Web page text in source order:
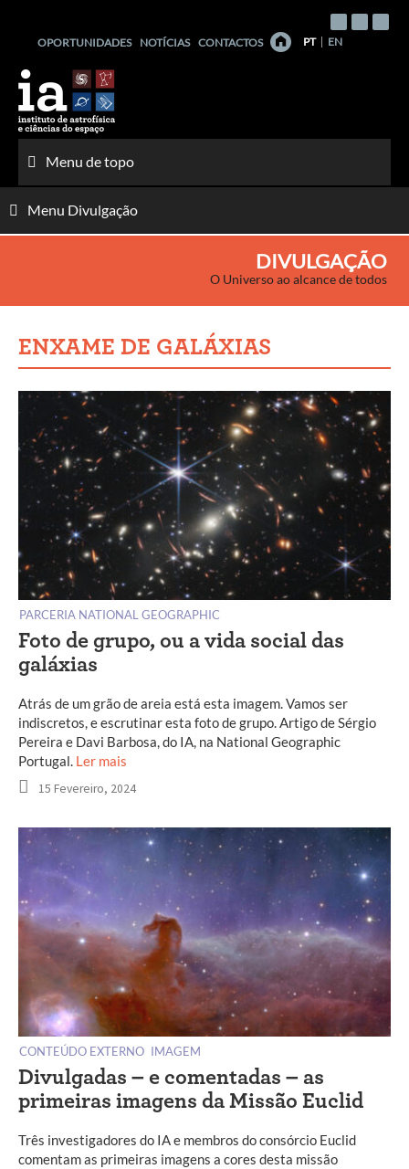
conteúdo
OPORTUNIDADES NOTÍCIAS CONTACTOS PT EN
Menu de topo
Menu Divulgação
DIVULGAÇÃO
O Universo ao alcance de todos
ENXAME DE GALÁXIAS
PARCERIA NATIONAL GEOGRAPHIC
Foto de grupo, ou a vida social das
galáxias
Atrás de um grão de areia está esta imagem. Vamos ser
indiscretos, e escrutinar esta foto de grupo. Artigo de Sérgio
Pereira e Davi Barbosa, do IA, na National Geographic
Portugal. Ler mais
15 Fevereiro, 2024
CONTEÚDO EXTERNO IMAGEM
Divulgadas – e comentadas – as
primeiras imagens da Missão Euclid
Três investigadores do IA e membros do consórcio Euclid
comentam as primeiras imagens a cores desta missão